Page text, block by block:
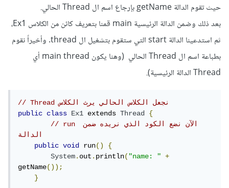
حيث تقوم الدالة getName بإرجاع اسم ال Thread الحالي.
بعد ذلك وضمن الدالة الرئيسية main قمنا بتعريف كائن من الكلاس Ex1،
ثم استدعينا الدالة start التي ستقوم بتشغيل ال thread. وأخيراً نقوم
بطباعة اسم ال Thread الحالي (وهنا يكون main thread أي
Thread الدالة الرئيسية).
// Thread نجعل الكلاس الحالي يرث الكلاس
public
class Ex1 extends Thread
{
// run الآن نضع الكود الذي نريده ضمن
الدالة
public
void run()
{
System.out.println("name: "
+
getName());
}